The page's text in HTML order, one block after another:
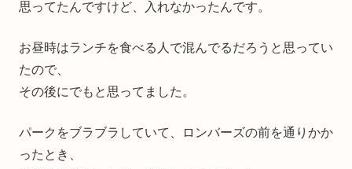
思ってたんですけど、入れなかったんです。
お昼時はランチを食べる人で混んでるだろうと思ってい
たので、
その後にでもと思ってました。
パークをブラブラしていて、ロンバーズの前を通りかか
ったとき、